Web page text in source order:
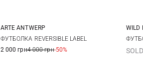
XS S M
ARTE ANTWERP
ФУТБОЛКА REVERSIBLE LABEL
2 000 грн4 000 грн-50%
S
WILD